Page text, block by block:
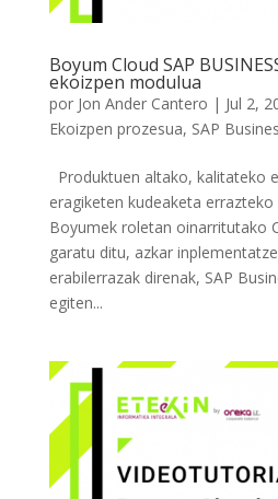
Boyum Cloud SAP
ekoizpen modulua
por Jon Ander Cantero | Jul 2,
Ekoizpen prozesua, SAP
Produktuen altako, kalitateko
eragiketen kudeaketa errazteko
Boyumek roletan oinarritutako
garatu ditu, azkar
erabilerrazak direnak, SAP
egiten...